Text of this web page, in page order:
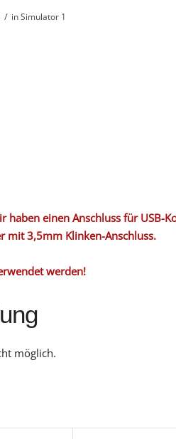
/ inSimulator 1
einen Anschluss für USB-
mit 3,5mm Klinken-Anschluss.
werden!
möglich.